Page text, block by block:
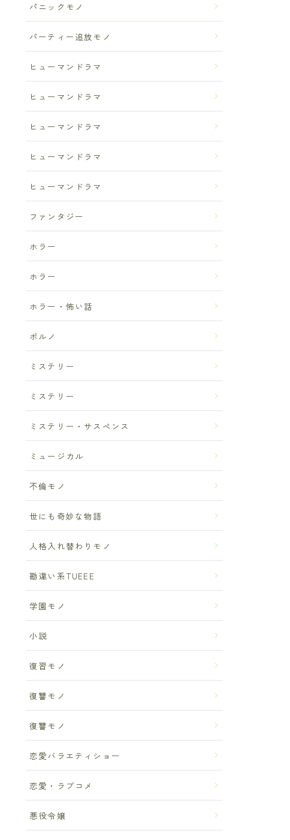
パニックモノ
パーティー追放モノ
ヒューマンドラマ
ヒューマンドラマ
ヒューマンドラマ
ヒューマンドラマ
ヒューマンドラマ
ファンタジー
ホラー
ホラー
ホラー・怖い話
ポルノ
ミステリー
ミステリー
ミステリー・サスペンス
ミュージカル
不倫モノ
世にも奇妙な物語
人格入れ替わりモノ
勘違い系TUEEE
学園モノ
小説
復習モノ
復讐モノ
復讐モノ
恋愛バラエティショー
恋愛・ラブコメ
悪役令嬢